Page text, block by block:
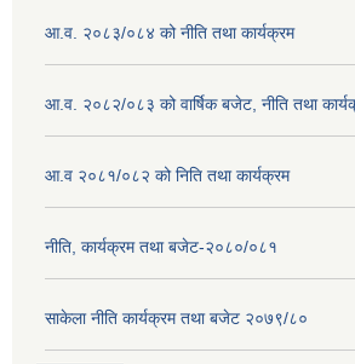
आ.व. २०८३/०८४ को नीति तथा कार्यक्रम
आ.व. २०८२/०८३ को वार्षिक बजेट, नीति तथा
आ.व २०८१/०८२ को निति तथा कार्यक्रम
नीति, कार्यक्रम तथा बजेट-२०८०/०८१
साकेला नीति कार्यक्रम तथा बजेट २०७९/८०